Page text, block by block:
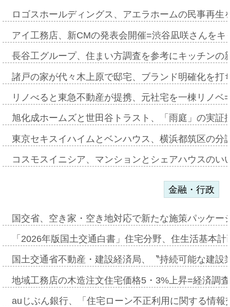
ロゴスホールディングス、アエラホームの民事再
アイ工務店、新CMの発表会開催=渋谷凪咲さんを
長谷工グループ、住まい方調査を参考にキッチン
諸戸の家が代々木上原で邸宅、ブランド明確化を
リノべると東急不動産が提携、元社宅を一棟リノ
旭化成ホームズと世田谷トラスト、「雨庭」の実
東京セキスイハイムとベンハウス、横浜都筑区の
コスモスイニシア、マンションとシェアハウスの
金融・行政
国交省、空き家・空き地対応で新たな施策パッケ
「2026年版国土交通白書」住宅分野、住生活基本
国土交通省不動産・建設経済局、〝持続可能な建
地域工務店の木造注文住宅価格5・3%上昇=経済調
auじぶん銀行、「住宅ローン不正利用に関する情